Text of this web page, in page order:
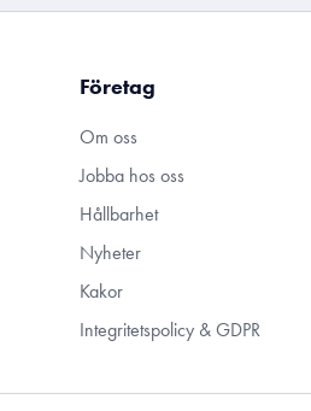
Företag
Om oss
Jobba hos oss
Hållbarhet
Nyheter
Kakor
Integritetspolicy & GDPR